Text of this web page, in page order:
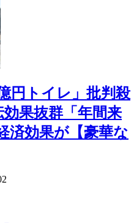
円トイレ」批判殺
果抜群「年間来
済効果が【豪華な